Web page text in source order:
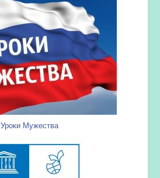
Уроки Мужества